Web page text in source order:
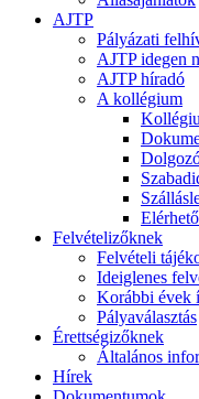
AJTP
Pályázati
AJTP idegen
AJTP híradó
A kollégium
Felvételizőknek
Felvételi
Ideiglenes
Korábbi évek
Pályaválasztás
Érettségizőknek
Általános
Hírek